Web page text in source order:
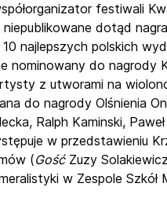
festiwali
dotąd
najlepszych polskich
nominowany do
z utworami na
do nagrody Olśnienia
Ralph Kaminski,
w przedstawieniu
(GośćZuzy
w Zespole